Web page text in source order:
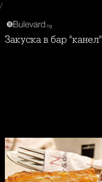
/
Закуска в бар "канел"